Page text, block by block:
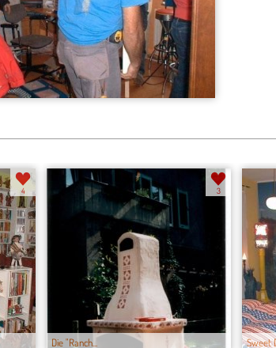
4
Die "Ranch...
3
Sweet